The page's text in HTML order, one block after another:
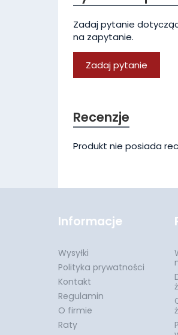
Zadaj pytanie
na zapytanie.
Zadaj pytanie
Recenzje
Produkt nie posiada
Informacje
Wysyłki
Polityka prywatności
Kontakt
Regulamin
O firmie
Raty